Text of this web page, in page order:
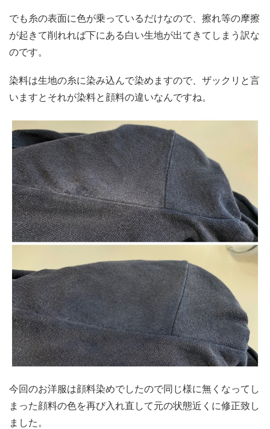
でも糸の表面に色が乗っているだけなので、擦れ等の摩擦
が起きて削れれば下にある白い生地が出てきてしまう訳な
のです。
染料は生地の糸に染み込んで染めますので、ザックリと言
いますとそれが染料と顔料の違いなんですね。
今回のお洋服は顔料染めでしたので同じ様に無くなってし
まった顔料の色を再び入れ直して元の状態近くに修正致し
ました。